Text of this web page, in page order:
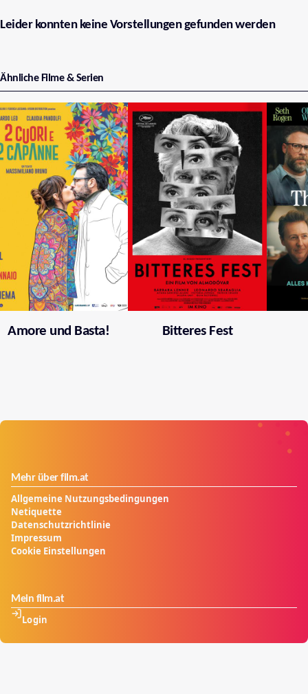
Leider konnten keine Vorstellungen gefunden werden
Ähnliche Filme & Serien
Amore und Basta! Bitteres Fest
Mehr über film.at
Allgemeine Nutzungsbedingungen
Netiquette
Datenschutzrichtlinie
Impressum
Cookie Einstellungen
Mein film.at
Login